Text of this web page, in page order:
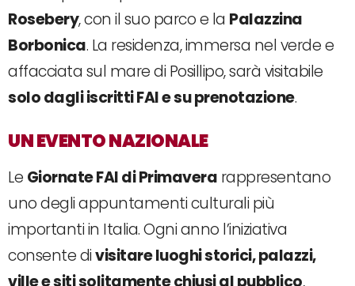
Rosebery, con il suo parco e la Palazzina
Borbonica. La residenza, immersa nel verde e
affacciata sul mare di Posillipo, sarà visitabile
solo dagli iscritti FAI e su prenotazione.
UN EVENTO NAZIONALE
Le Giornate FAI di Primavera rappresentano
uno degli appuntamenti culturali più
importanti in Italia. Ogni anno l’iniziativa
consente divisitare luoghi storici, palazzi,
ville e siti solitamente chiusi al pubblico,